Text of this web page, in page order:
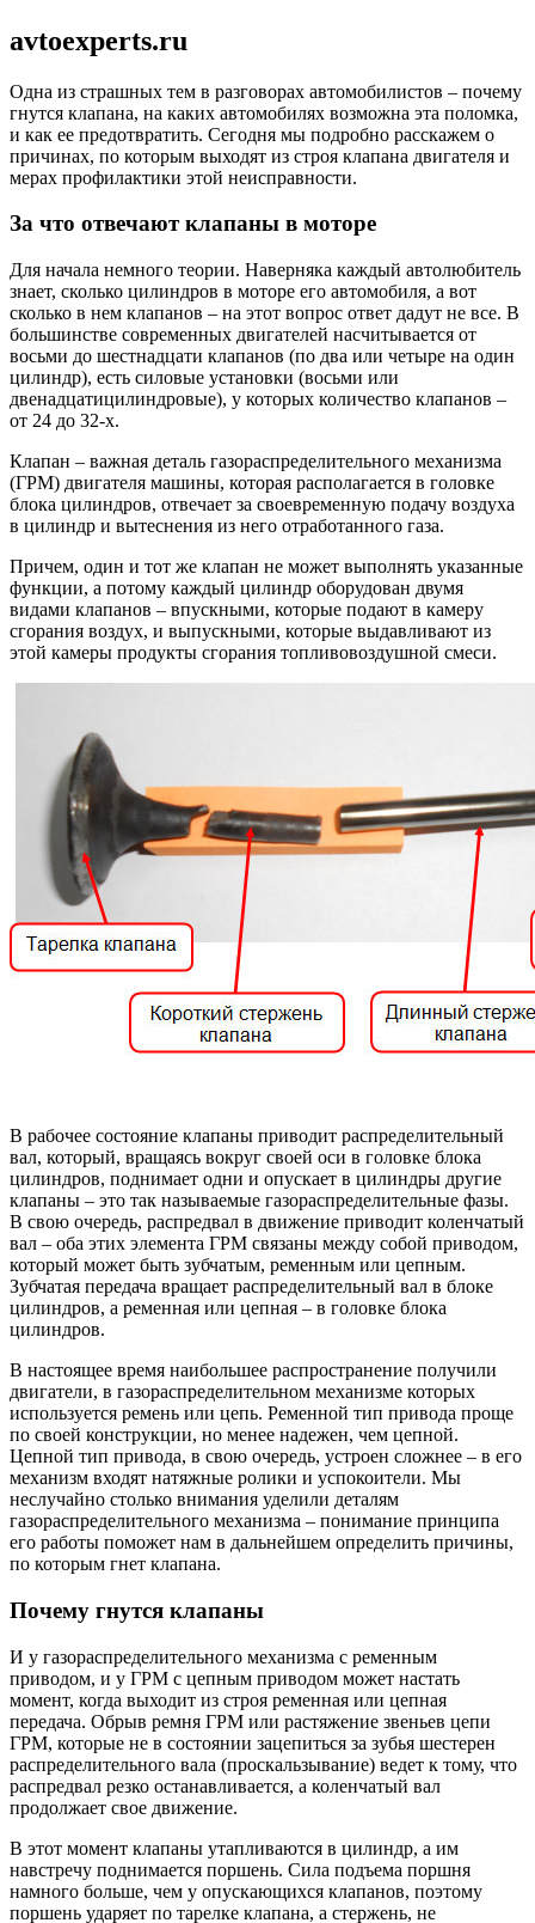
avtoexperts.ru
Одна из страшных тем в разговорах автомобилистов – почему
гнутся клапана, на каких автомобилях возможна эта поломка,
и как ее предотвратить. Сегодня мы подробно расскажем о
причинах, по которым выходят из строя клапана двигателя и
мерах профилактики этой неисправности.
За что отвечают клапаны в моторе
Для начала немного теории. Наверняка каждый автолюбитель
знает, сколько цилиндров в моторе его автомобиля, а вот
сколько в нем клапанов – на этот вопрос ответ дадут не все. В
большинстве современных двигателей насчитывается от
восьми до шестнадцати клапанов (по два или четыре на один
цилиндр), есть силовые установки (восьми или
двенадцатицилиндровые), у которых количество клапанов –
от 24 до 32-х.
Клапан – важная деталь газораспределительного механизма
(ГРМ) двигателя машины, которая располагается в головке
блока цилиндров, отвечает за своевременную подачу воздуха
в цилиндр и вытеснения из него отработанного газа.
Причем, один и тот же клапан не может выполнять указанные
функции, а потому каждый цилиндр оборудован двумя
видами клапанов – впускными, которые подают в камеру
сгорания воздух, и выпускными, которые выдавливают из
этой камеры продукты сгорания топливовоздушной смеси.
В рабочее состояние клапаны приводит распределительный
вал, который, вращаясь вокруг своей оси в головке блока
цилиндров, поднимает одни и опускает в цилиндры другие
клапаны – это так называемые газораспределительные фазы.
В свою очередь, распредвал в движение приводит коленчатый
вал – оба этих элемента ГРМ связаны между собой приводом,
который может быть зубчатым, ременным или цепным.
Зубчатая передача вращает распределительный вал в блоке
цилиндров, а ременная или цепная – в головке блока
цилиндров.
В настоящее время наибольшее распространение получили
двигатели, в газораспределительном механизме которых
используется ремень или цепь. Ременной тип привода проще
по своей конструкции, но менее надежен, чем цепной.
Цепной тип привода, в свою очередь, устроен сложнее – в его
механизм входят натяжные ролики и успокоители. Мы
неслучайно столько внимания уделили деталям
газораспределительного механизма – понимание принципа
его работы поможет нам в дальнейшем определить причины,
по которым гнет клапана.
Почему гнутся клапаны
И у газораспределительного механизма с ременным
приводом, и у ГРМ с цепным приводом может настать
момент, когда выходит из строя ременная или цепная
передача. Обрыв ремня ГРМ или растяжение звеньев цепи
ГРМ, которые не в состоянии зацепиться за зубья шестерен
распределительного вала (проскальзывание) ведет к тому, что
распредвал резко останавливается, а коленчатый вал
продолжает свое движение.
В этот момент клапаны утапливаются в цилиндр, а им
навстречу поднимается поршень. Сила подъема поршня
намного больше, чем у опускающихся клапанов, поэтому
поршень ударяет по тарелке клапана, а стержень, не